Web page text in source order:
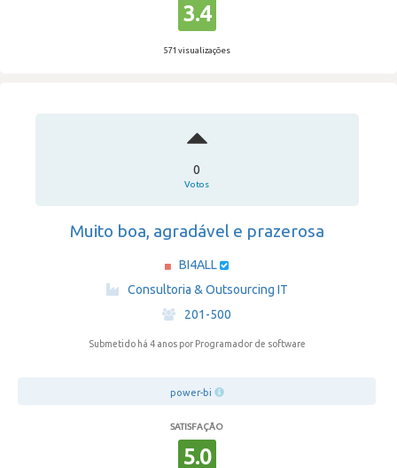
3.4
571 visualizações
0
Votos
Muito boa, agradável e prazerosa
BI4ALL
·
Consultoria & Outsourcing IT
·
201-500
Submetido há 4 anos por Programador de software
power-bi
SATISFAÇÃO
5.0